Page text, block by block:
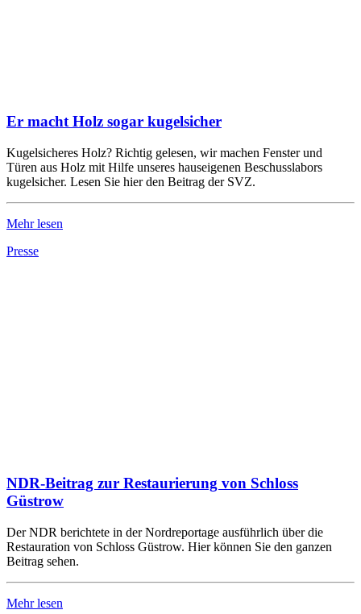
Er macht Holz sogar kugelsicher
Kugelsicheres Holz? Richtig gelesen, wir machen Fenster und
Türen aus Holz mit Hilfe unseres hauseigenen Beschusslabors
kugelsicher. Lesen Sie hier den Beitrag der SVZ.
Mehr lesen
Presse
NDR-Beitrag zur Restaurierung von Schloss
Güstrow
Der NDR berichtete in der Nordreportage ausführlich über die
Restauration von Schloss Güstrow. Hier können Sie den ganzen
Beitrag sehen.
Mehr lesen